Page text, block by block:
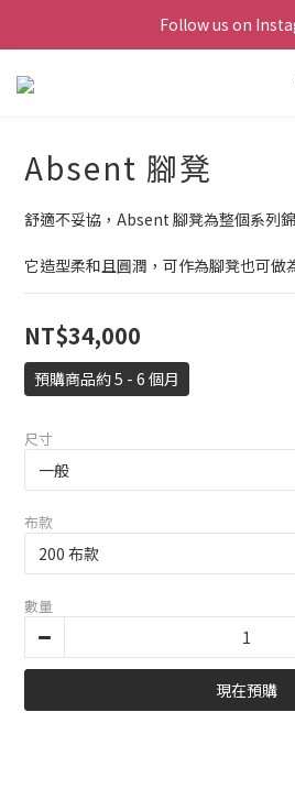
Follow us on
Absent 腳凳
舒適不妥協，Absent 腳凳為整個系列錦
它造型柔和且圓潤，可作為腳凳也可做
NT$34,000
預購商品約 5 - 6 個月
尺寸
布款
數量
現在預購